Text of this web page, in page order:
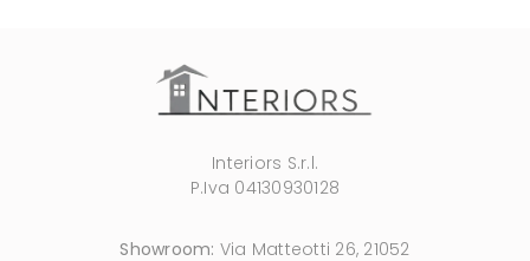
Interiors S.r.l.
P.Iva 04130930128
Showroom: Via Matteotti 26, 21052